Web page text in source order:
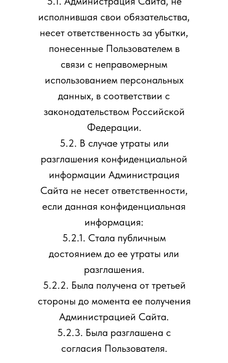
исполнившая свои обязательства,
несет ответственность за убытки,
понесенные Пользователем в
связи с неправомерным
использованием персональных
данных, в соответствии с
законодательством Российской
Федерации.
5.2. В случае утраты или
разглашения конфиденциальной
информации Администрация
Сайта не несет ответственности,
если данная конфиденциальная
информация:
5.2.1. Стала публичным
достоянием до ее утраты или
разглашения.
5.2.2. Была получена от третьей
стороны до момента ее получения
Администрацией Сайта.
5.2.3. Была разглашена с
согласия Пользователя.